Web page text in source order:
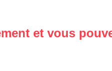
et vous